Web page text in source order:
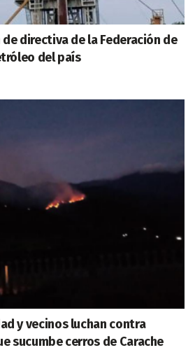
directiva de la Federación de
del país
y vecinos luchan contra
sucumbe cerros de Carache